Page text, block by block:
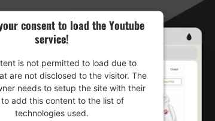
consent to load the Youtube
service!
is not permitted to load due to
are not disclosed to the visitor. The
needs to setup the site with their
to add this content to the list of
technologies used.